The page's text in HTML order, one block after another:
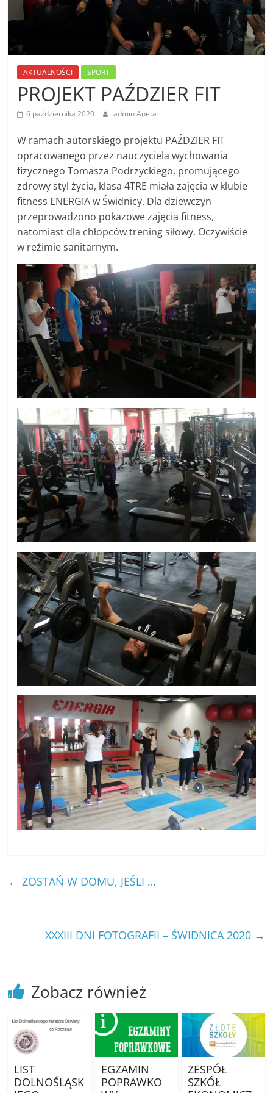
AKTUALNOŚCI SPORT
PROJEKT PAŹDZIER FIT
6 października 2020 admin Aneta
W ramach autorskiego projektu PAŹDZIER FIT
opracowanego przez nauczyciela wychowania
fizycznego Tomasza Podrzyckiego, promującego
zdrowy styl życia, klasa 4TRE miała zajęcia w klubie
fitness ENERGIA w Świdnicy. Dla dziewczyn
przeprowadzono pokazowe zajęcia fitness,
natomiast dla chłopców trening siłowy. Oczywiście
w reżimie sanitarnym.
← ZOSTAŃ W DOMU, JEŚLI …
XXXIII DNI FOTOGRAFII – ŚWIDNICA 2020 →
Zobacz również
LIST
DOLNOŚLĄSK
EGZAMIN
POPRAWKO
ZESPÓŁ
SZKÓŁ